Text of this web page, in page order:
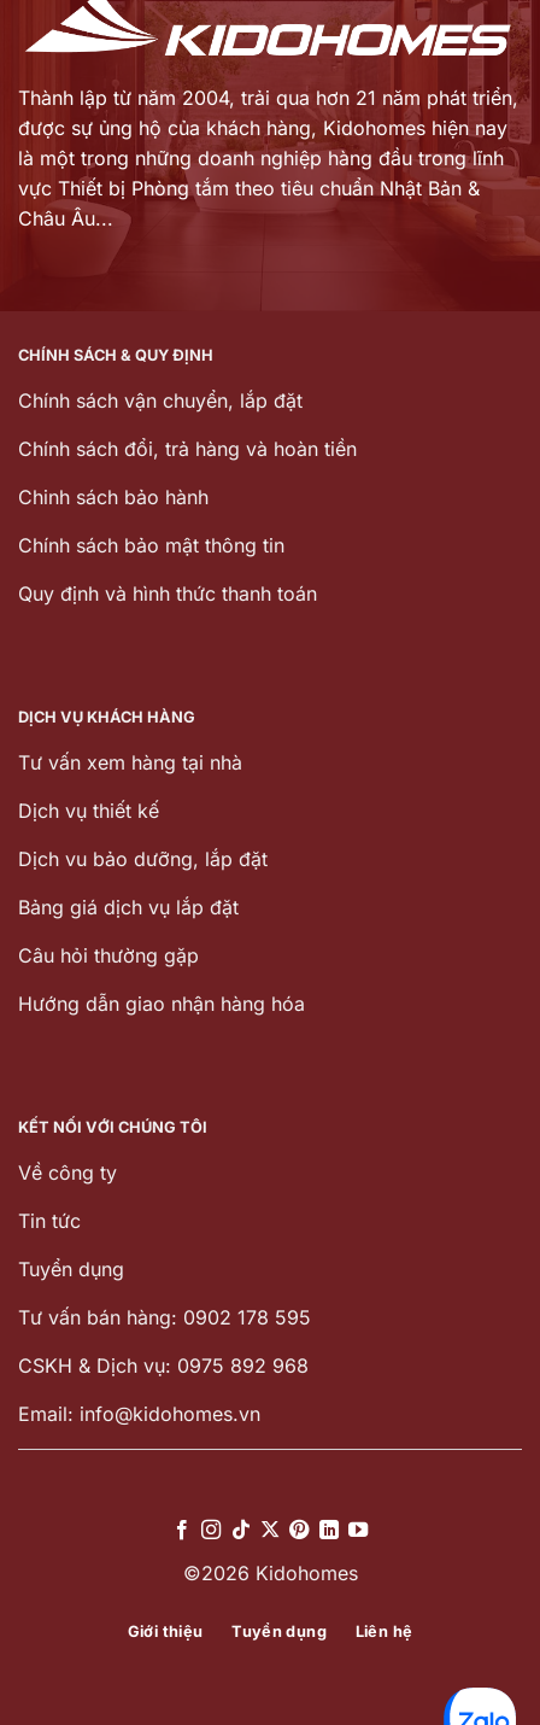
Thành lập từ năm 2004, trải qua hơn 21 năm phát triển,
được sự ủng hộ của khách hàng, Kidohomes hiện nay
là một trong những doanh nghiệp hàng đầu trong lĩnh
vực Thiết bị Phòng tắm theo tiêu chuẩn Nhật Bản &
Châu Âu...
CHÍNH SÁCH & QUY ĐỊNH
Chính sách vận chuyển, lắp đặt
Chính sách đổi, trả hàng và hoàn tiền
Chinh sách bảo hành
Chính sách bảo mật thông tin
Quy định và hình thức thanh toán
DỊCH VỤ KHÁCH HÀNG
Tư vấn xem hàng tại nhà
Dịch vụ thiết kế
Dịch vu bảo dưỡng, lắp đặt
Bảng giá dịch vụ lắp đặt
Câu hỏi thường gặp
Hướng dẫn giao nhận hàng hóa
KẾT NỐI VỚI CHÚNG TÔI
Về công ty
Tin tức
Tuyển dụng
Tư vấn bán hàng: 0902 178 595
CSKH & Dịch vụ: 0975 892 968
Email: info@kidohomes.vn
©2026 Kidohomes
Giới thiệu Tuyển dụng Liên hệ